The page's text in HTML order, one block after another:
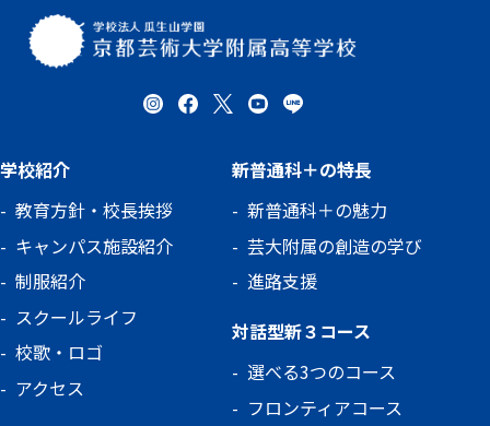
学校紹介
教育方針・校長挨拶
キャンパス施設紹介
制服紹介
スクールライフ
校歌・ロゴ
アクセス
新普通科＋の特長
新普通科＋の魅力
芸大附属の創造の学び
進路支援
対話型新３コース
選べる3つのコース
フロンティアコース